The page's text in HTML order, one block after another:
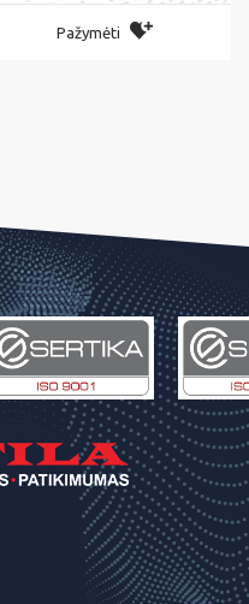
Pažymėti